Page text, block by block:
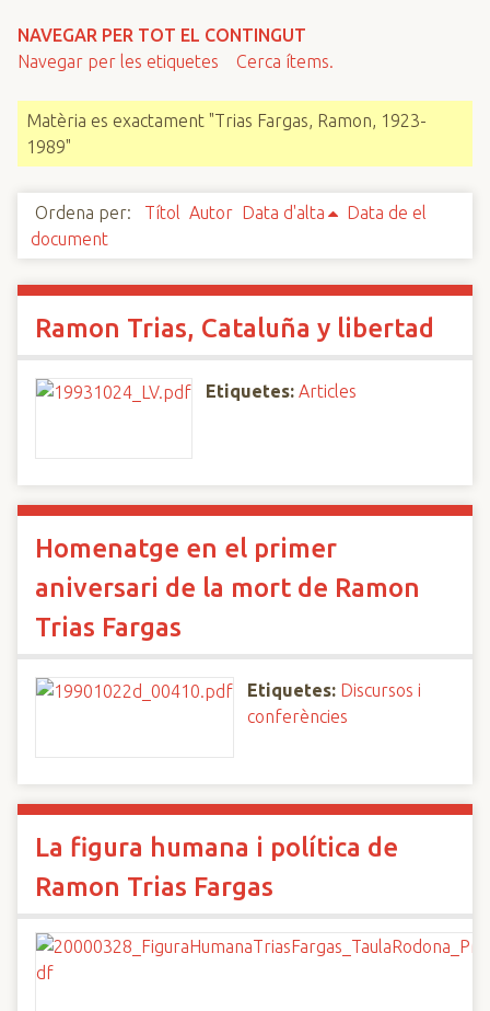
NAVEGAR PER TOT EL CONTINGUT
Navegar per les etiquetes
Cerca ítems.
Matèria es exactament "Trias Fargas, Ramon, 1923-
1989"
Ordena per: Títol Autor Data d'alta
Data de el
document
Ramon Trias, Cataluña y libertad
Etiquetes: Articles
Homenatge en el primer
aniversari de la mort de Ramon
Trias Fargas
Etiquetes: Discursos i
conferències
La figura humana i política de
Ramon Trias Fargas